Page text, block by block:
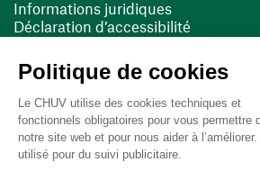
Informations juridiques
Déclaration d’accessibilité
Cookies
(ouvre une nouvelle fenêtre)